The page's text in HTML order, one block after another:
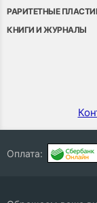
РАРИТЕТНЫЕ
КНИГИ И ЖУРНАЛЫ
Оплата: